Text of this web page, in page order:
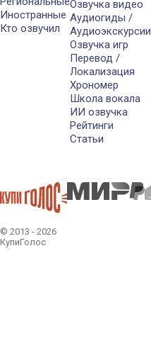
Иностранные
Кто озвучил
Озвучка видео
Аудиогиды /
Аудиоэкскурсии
Озвучка игр
Перевод /
Локализация
Хрономер
Школа вокала
ИИ озвучка
Рейтинги
Статьи
© 2013 - 2026
КупиГолос